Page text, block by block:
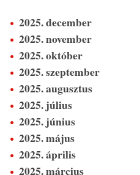
2025. december
2025. november
2025. október
2025. szeptember
2025. augusztus
2025. július
2025. június
2025. május
2025. április
2025. március